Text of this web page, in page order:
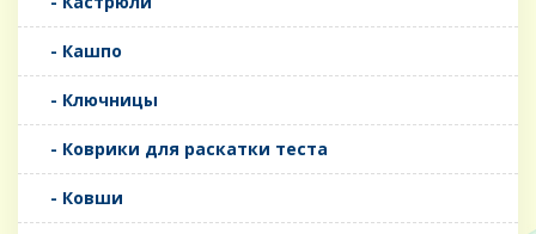
- Кашпо
- Ключницы
- Коврики для раскатки теста
- Ковши